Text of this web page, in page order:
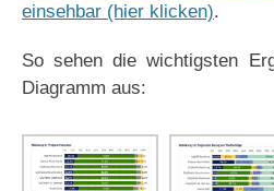
einsehbar (hier klicken).
So sehen die wichtigsten
Diagramm aus: